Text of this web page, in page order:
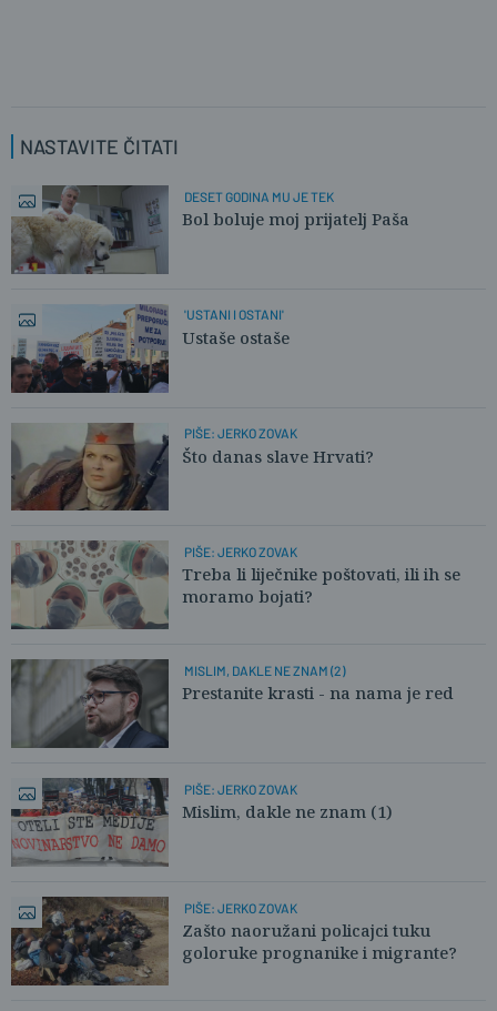
NASTAVITE ČITATI
DESET GODINA MU JE TEK
Bol boluje moj prijatelj Paša
'USTANI I OSTANI'
Ustaše ostaše
PIŠE: JERKO ZOVAK
Što danas slave Hrvati?
PIŠE: JERKO ZOVAK
Treba li liječnike poštovati, ili ih se
moramo bojati?
MISLIM, DAKLE NE ZNAM (2)
Prestanite krasti - na nama je red
PIŠE: JERKO ZOVAK
Mislim, dakle ne znam (1)
PIŠE: JERKO ZOVAK
Zašto naoružani policajci tuku
goloruke prognanike i migrante?